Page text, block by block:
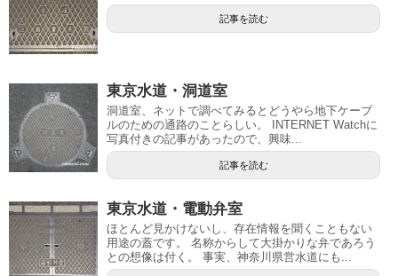
記事を読む
東京水道・洞道室
洞道室、ネットで調べてみるとどうやら地下ケーブ
ルのための通路のことらしい。 INTERNET Watchに
写真付きの記事があったので、興味...
記事を読む
東京水道・電動弁室
ほとんど見かけないし、存在情報を聞くこともない
用途の蓋です。 名称からして大掛かりな弁であろう
との想像は付く。 事実、神奈川県営水道にも...